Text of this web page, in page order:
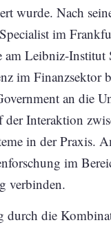
wurde. Nach
im
am Leibniz-
im Finanzsektor
an die
Interaktion
in der Praxis.
im
verbinden.
durch die